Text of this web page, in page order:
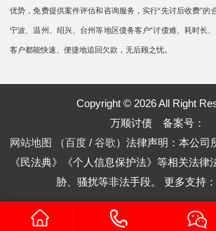
优势，免费提供案件评估和咨询服务，实行“先讨后收费”的
宁波、温州、绍兴、台州等地区债务客户“讨债难、耗时长
客户都能快速、便捷地追回欠款，无后顾之忧。
Copyright © 2026 All Right
万顺讨债 备案号：
网站地图 （百度/ 谷歌）法律声明：本公司
《民法典》《个人信息保护法》等相关法律
胁、骚扰等非法手段。
更多支持：